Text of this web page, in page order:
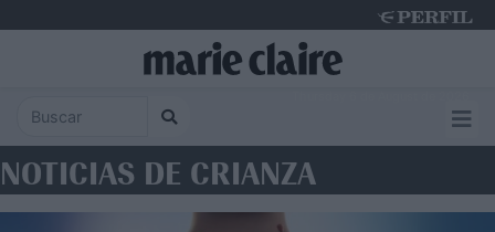
NOTICIAS DE CRIANZA